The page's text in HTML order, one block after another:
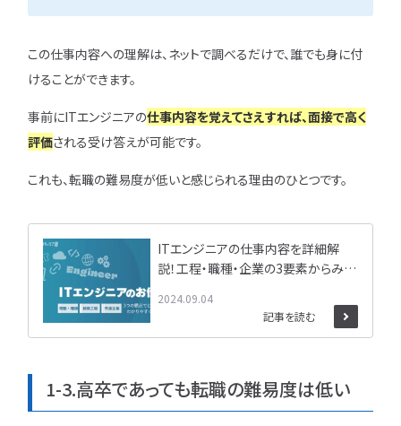
この仕事内容への理解は、ネットで調べるだけで、誰でも身に付
けることができます。
事前にITエンジニアの仕事内容を覚えてさえすれば、面接で高く
評価される受け答えが可能です。
これも、転職の難易度が低いと感じられる理由のひとつです。
2024.09.04
ITエンジニアの仕事内容を詳細解
説！工程・職種・企業の3要素からみる
記事を読む
1-3.高卒であっても転職の難易度は低い